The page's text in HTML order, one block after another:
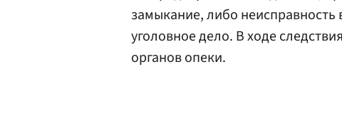
замыкание, либо
уголовное дело. В ходе
органов опеки.